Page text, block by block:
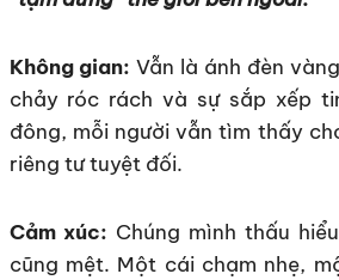
Không gian: Vẫn là ánh đèn
chảy róc rách và sự sắp xếp
đông, mỗi người vẫn tìm thấy
riêng tư tuyệt đối.
Cảm xúc: Chúng mình thấu
cũng mệt. Một cái chạm nhẹ,